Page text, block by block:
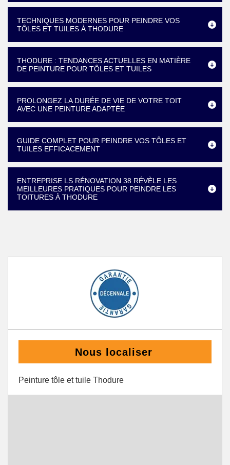
TECHNIQUES MODERNES POUR PEINDRE VOS
TÔLES ET TUILES À THODURE
THODURE : TENDANCES ACTUELLES EN MATIÈRE
DE PEINTURE POUR TÔLES ET TUILES
PROLONGEZ LA DURÉE DE VIE DE VOTRE TOIT
AVEC UNE PEINTURE ADAPTÉE
GUIDE COMPLET POUR PEINDRE VOS TÔLES ET
TUILES EFFICACEMENT
ENTREPRISE LS RÉNOVATION 38 RÉVÈLE LES
MEILLEURES PRATIQUES POUR PEINDRE LES
TOITURES À THODURE
Nous localiser
Peinture tôle et tuile Thodure